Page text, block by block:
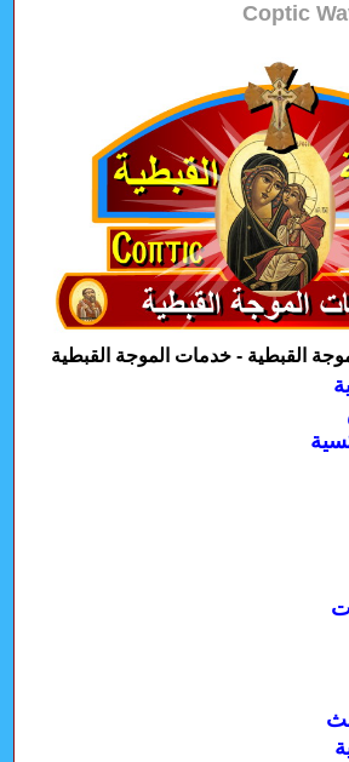
Coptic
القبطية - خدمات الموجة القبطية